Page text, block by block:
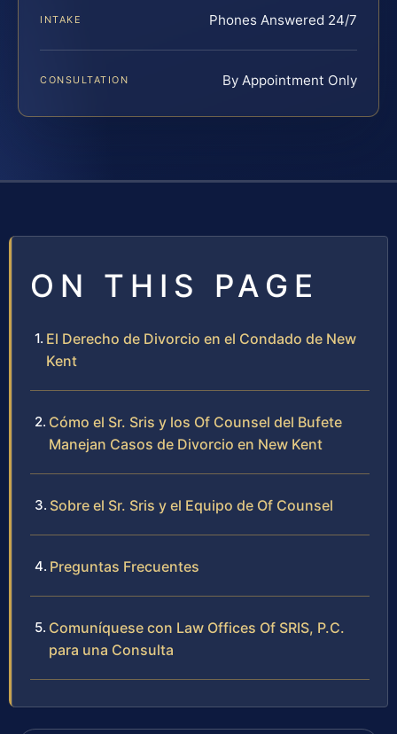
INTAKE Phones Answered 24/7
CONSULTATION By Appointment Only
ON THIS PAGE
El Derecho de Divorcio en el Condado de New
Kent
Cómo el Sr. Sris y los Of Counsel del Bufete
Manejan Casos de Divorcio en New Kent
Sobre el Sr. Sris y el Equipo de Of Counsel
Preguntas Frecuentes
Comuníquese con Law Offices Of SRIS, P.C.
para una Consulta